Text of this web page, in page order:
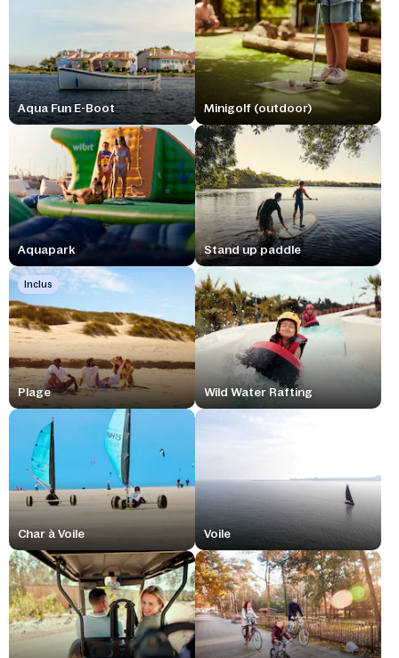
Aqua Fun E-Boot Minigolf (outdoor)
Aquapark Stand up paddle
Inclus
Plage Wild Water Rafting
Char à Voile Voile